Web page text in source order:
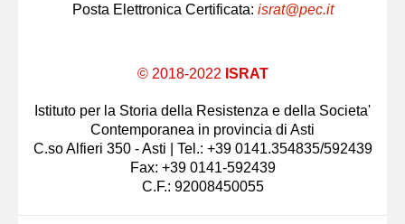
Posta Elettronica Certificata: israt@pec.it
© 2018-2022 ISRAT
Istituto per la Storia della Resistenza e della Societa'
Contemporanea in provincia di Asti
C.so Alfieri 350 - Asti | Tel.: +39 0141.354835/592439
Fax: +39 0141-592439
C.F.: 92008450055